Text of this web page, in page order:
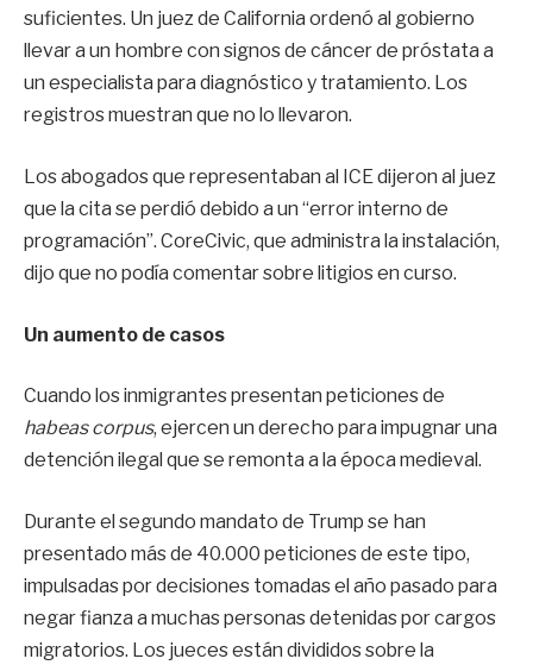
suficientes. Un juez de California ordenó al gobierno
llevar a un hombre con signos de cáncer de próstata a
un especialista para diagnóstico y tratamiento. Los
registros muestran que no lo llevaron.
Los abogados que representaban al ICE dijeron al juez
que la cita se perdió debido a un “error interno de
programación”. CoreCivic, que administra la instalación,
dijo que no podía comentar sobre litigios en curso.
Un aumento de casos
Cuando los inmigrantes presentan peticiones de
habeas corpus, ejercen un derecho para impugnar una
detención ilegal que se remonta a la época medieval.
Durante el segundo mandato de Trump se han
presentado más de 40.000 peticiones de este tipo,
impulsadas por decisiones tomadas el año pasado para
negar fianza a muchas personas detenidas por cargos
migratorios. Los jueces están divididos sobre la